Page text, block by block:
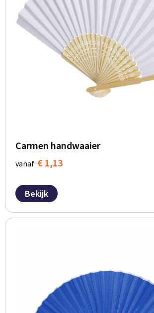
Carmen handwaaier
vanaf € 1,13
Bekijk